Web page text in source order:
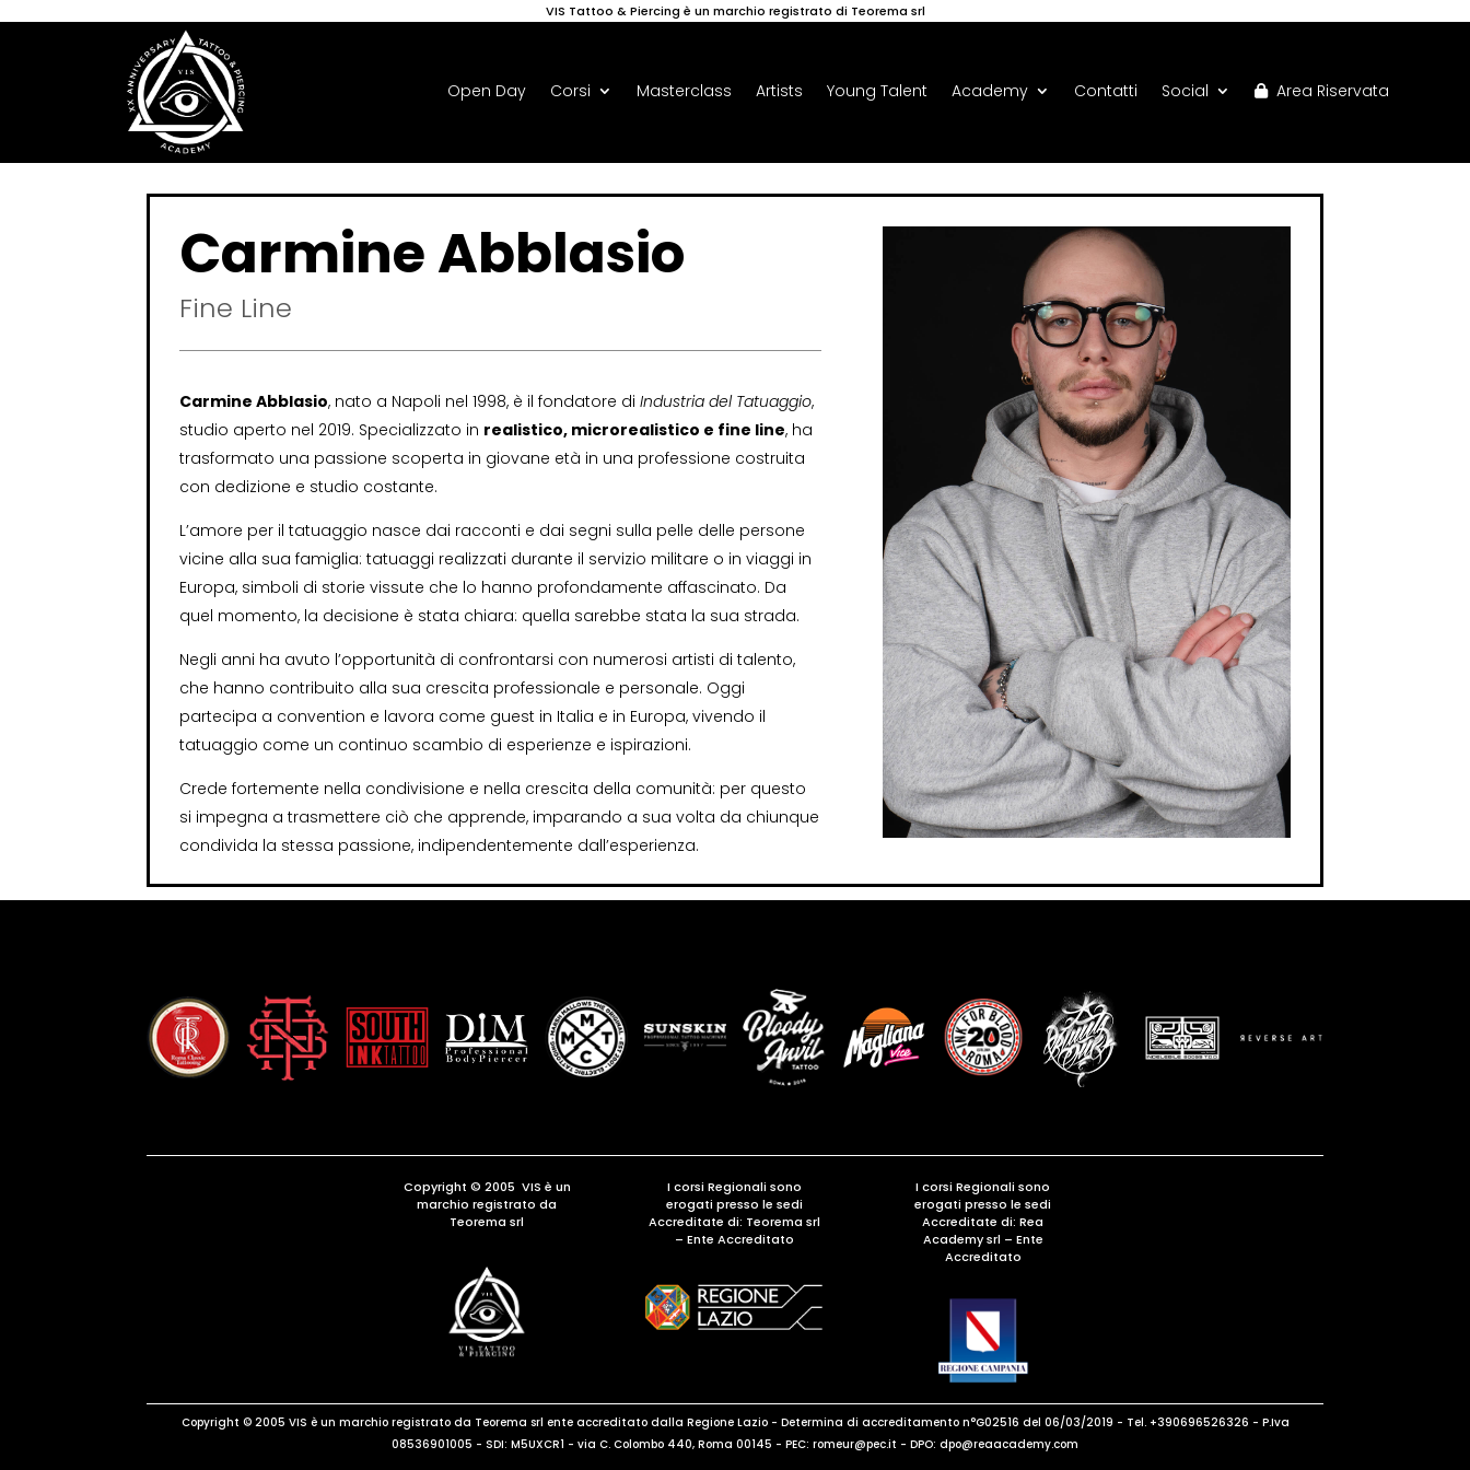
VIS Tattoo & Piercing è un marchio registrato di Teorema srl
Open Day Corsi Masterclass Artists Young Talent Academy Contatti Social Area Riservata
Carmine Abblasio
Fine Line
Carmine Abblasio, nato a Napoli nel 1998, è il fondatore diIndustria del Tatuaggio,
studio aperto nel 2019. Specializzato in realistico, microrealistico e fine line, ha
trasformato una passione scoperta in giovane età in una professione costruita
con dedizione e studio costante.
L’amore per il tatuaggio nasce dai racconti e dai segni sulla pelle delle persone
vicine alla sua famiglia: tatuaggi realizzati durante il servizio militare o in viaggi in
Europa, simboli di storie vissute che lo hanno profondamente affascinato. Da
quel momento, la decisione è stata chiara: quella sarebbe stata la sua strada.
Negli anni ha avuto l’opportunità di confrontarsi con numerosi artisti di talento,
che hanno contribuito alla sua crescita professionale e personale. Oggi
partecipa a convention e lavora come guest in Italia e in Europa, vivendo il
tatuaggio come un continuo scambio di esperienze e ispirazioni.
Crede fortemente nella condivisione e nella crescita della comunità: per questo
si impegna a trasmettere ciò che apprende, imparando a sua volta da chiunque
condivida la stessa passione, indipendentemente dall’esperienza.
Copyright © 2005 VIS è un
marchio registrato da
Teorema srl
I corsi Regionali sono
erogati presso le sedi
Accreditate di: Teorema srl
– Ente Accreditato
I corsi Regionali sono
erogati presso le sedi
Accreditate di: Rea
Academy srl – Ente
Accreditato
Copyright © 2005 VIS è un marchio registrato da Teorema srl ente accreditato dalla Regione Lazio - Determina di accreditamento n°G02516 del 06/03/2019 - Tel. +390696526326 - P.Iva
08536901005 - SDI: M5UXCR1 - via C. Colombo 440, Roma 00145 - PEC: romeur@pec.it - DPO: dpo@reaacademy.com